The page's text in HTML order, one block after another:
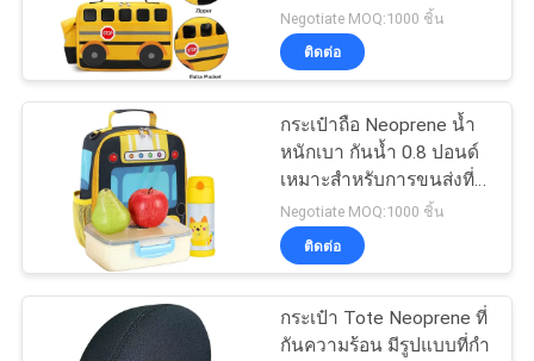
กระเป๋าช้อปปิ้งผ้าไม่
ทอ
กระเป๋าเป้กันน้ำ
พายน้ํา หลายประการ
ทนทาน น้ําหนักเบา ดีไซน์
สบายสําหรับการสวมทุกวัน
Negotiate MOQ:1000 ชิ้น
ติดต่อ
กระเป๋าถือ Neoprene น้ำ
หนักเบา กันน้ำ 0.8 ปอนด์
เหมาะสำหรับการขนส่งที่
ปลอดภัยและตอบโจทย์
การใช้งานในชีวิตประจำ
วันได้อย่างสะดวกสบาย
Negotiate MOQ:1000 ชิ้น
ติดต่อ
กระเป๋า Tote Neoprene ที่
กันความร้อน มีรูปแบบที่กํา